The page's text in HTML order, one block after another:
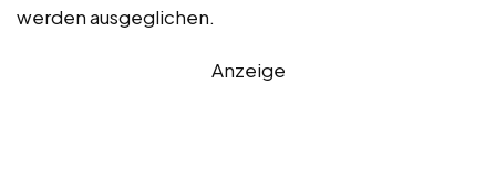
werden ausgeglichen.
Anzeige